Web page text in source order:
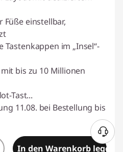
einstellbar,
Tastenkappen im „Insel“-
bis zu 10 Millionen
Tast...
11.08. bei Bestellung bis
In den Warenkorb legen